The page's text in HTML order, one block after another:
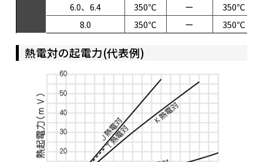
6.0、6.4
350℃ ー
350℃
8.0
350℃ ー 350℃
熱電対の起電力(代表例)